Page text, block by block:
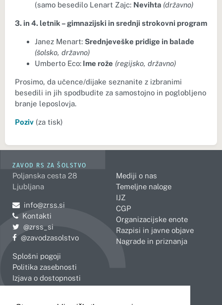
(samo besedilo Lenart Zajc: Nevihta (državno)
3. in 4. letnik – gimnazijski in srednji strokovni program
Janez Menart: Srednjeveške pridige in balade
(šolsko, državno)
Umberto Eco: Ime rože (regijsko, državno)
Prosimo, da učence/dijake seznanite z izbranimi
besedili in jih spodbudite za samostojno in poglobljeno
branje leposlovja.
Poziv (za tisk)
ZAVOD RS ZA ŠOLSTVO
Poljanska cesta 28
Ljubljana
Pošljite e-mail na
info@zrss.si
Kontakti
Pojdite na Twitter:
@zrss_si
Pojdite na Facebook:
@zavodzasolstvo
Splošni pogoji
Politika zasebnosti
Izjava o dostopnosti
Mediji o nas
Temeljne naloge
IJZ
CGP
Organizacijske enote
Razpisi in javne objave
Nagrade in priznanja